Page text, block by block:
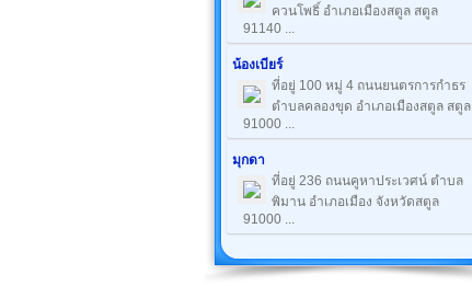
ควนโพธิ์ อำเภอเมืองสตูล สตูล
91140 ...
น้องเบียร์
ที่อยู่ 100 หมู่ 4 ถนนยนตรการกำธร
ตำบลคลองขุด อำเภอเมืองสตูล สตูล
91000 ...
มุกดา
ที่อยู่ 236 ถนนคูหาประเวศน์ ตำบล
พิมาน อำเภอเมือง จังหวัดสตูล
91000 ...